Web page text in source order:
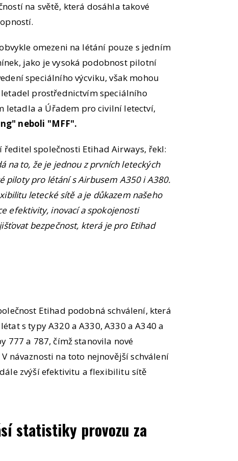
na světě, která dosáhla takové
omezeni na létání pouze s jedním
jako je vysoká podobnost pilotní
speciálního výcviku, však mohou
prostřednictvím speciálního
letadla a Úřadem pro civilní letectví,
neboli "MFF".
společnosti Etihad Airways, řekl:
na to, že je jednou z prvních leteckých
piloty pro létání s Airbusem A350 i A380.
letecké sítě a je důkazem našeho
efektivity, inovací a spokojenosti
bezpečnost, která je pro Etihad
Etihad podobná schválení, která
s typy A320 a A330, A330 a A340 a
777 a 787, čímž stanovila nové
návaznosti na toto nejnovější schválení
zvýší efektivitu a flexibilitu sítě
statistiky provozu za